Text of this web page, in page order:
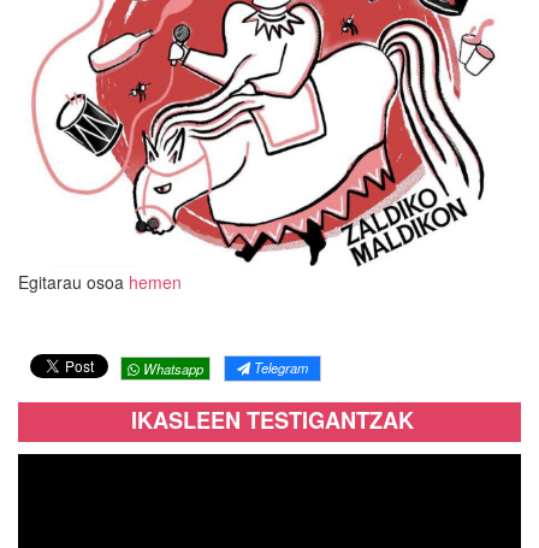
Egitarau osoa hemen
Whatsapp Telegram
IKASLEEN TESTIGANTZAK